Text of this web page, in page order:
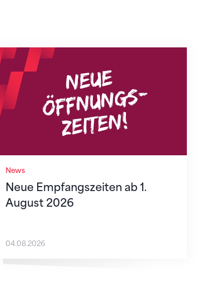
News
Neue Empfangszeiten ab 1.
August 2026
Neue Empfangszeiten ab 1. August 2026
04.08.2026